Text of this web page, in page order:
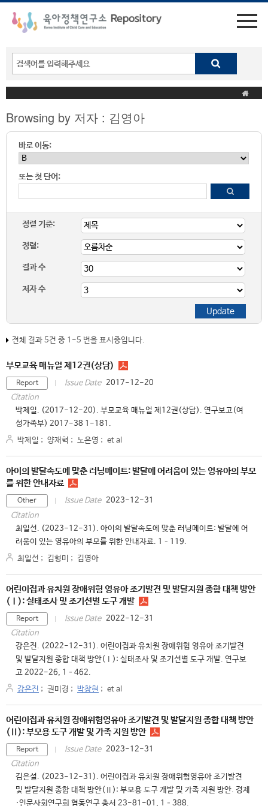
Browsing by 저자 : 김영아
바로 이동:
또는 첫 단어:
정렬 기준:
정렬:
결과 수
저자 수
전체 결과 5건 중 1-5 번을 표시중입니다.
부모교육 매뉴얼 제12권(상담)
Report Issue Date 2017-12-20
Citation
박제일. (2017-12-20). 부모교육 매뉴얼 제12권(상담). 연구보고(여
성가족부) 2017-38 1-181.
박제일 ; 양재혁 ; 노은영 ; et al
아이의 발달속도에 맞춘 러닝메이트: 발달에 어려움이 있는 영유아의 부모
를 위한 안내자료
Other Issue Date 2023-12-31
Citation
최일선. (2023-12-31). 아이의 발달속도에 맞춘 러닝메이트: 발달에 어
려움이 있는 영유아의 부모를 위한 안내자료. 1–119.
최일선 ; 김형미 ; 김영아
어린이집과 유치원 장애위험 영유아 조기발견 및 발달지원 종합 대책 방안
(Ⅰ): 실태조사 및 조기선별 도구 개발
Report Issue Date 2022-12-31
Citation
강은진. (2022-12-31). 어린이집과 유치원 장애위험 영유아 조기발견
및 발달지원 종합 대책 방안(Ⅰ): 실태조사 및 조기선별 도구 개발. 연구보
고 2022-26, 1–462.
강은진 ; 권미경 ; 박창현 ; et al
어린이집과 유치원 장애위험영유아 조기발견 및 발달지원 종합 대책 방안
(Ⅱ): 부모용 도구 개발 및 가족 지원 방안
Report Issue Date 2023-12-31
Citation
김은설. (2023-12-31). 어린이집과 유치원 장애위험영유아 조기발견
및 발달지원 종합 대책 방안(Ⅱ): 부모용 도구 개발 및 가족 지원 방안. 경제
·인문사회연구회 협동연구 총서 23-81-01, 1–388.